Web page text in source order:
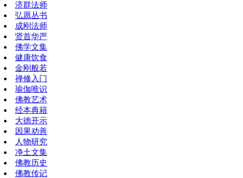
济群法师
弘愿丛书
成刚法师
贤首华严
佛学文集
健康饮食
金刚般若
禅修入门
瑜伽唯识
佛教艺术
经本典籍
大德开示
因果劝善
人物研究
净土文集
佛教历史
佛教传记